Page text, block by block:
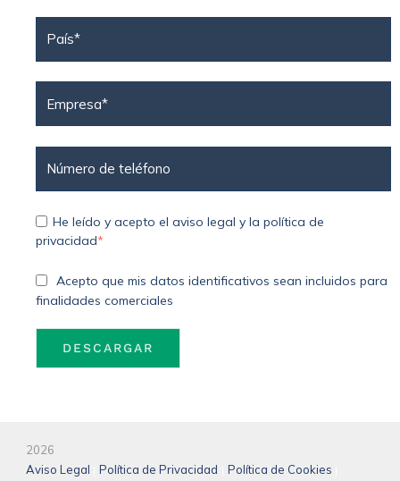
He leído y acepto el aviso legal y la política de
privacidad*
Acepto que mis datos identificativos sean incluidos para
finalidades comerciales
2026
Aviso Legal
Política de Privacidad Política de Cookies